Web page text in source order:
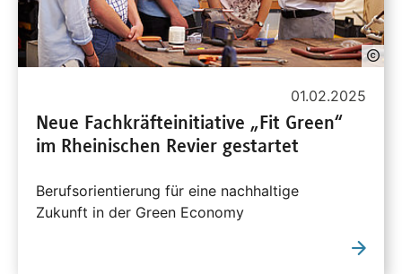
01.02.2025
Neue Fachkräfteinitiative „Fit Green“
im Rheinischen Revier gestartet
Berufsorientierung für eine nachhaltige
Zukunft in der Green Economy